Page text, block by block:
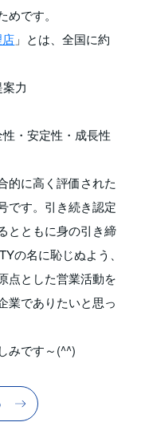
です。
」とは、全国に約
力
性・安定性・成長性
的に高く評価された
です。引き続き認定
とともに身の引き締
の名に恥じぬよう、
点とした営業活動を
業でありたいと思っ
みです～(^^)